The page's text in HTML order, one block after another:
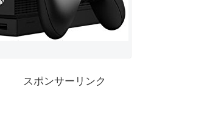
スポンサーリンク